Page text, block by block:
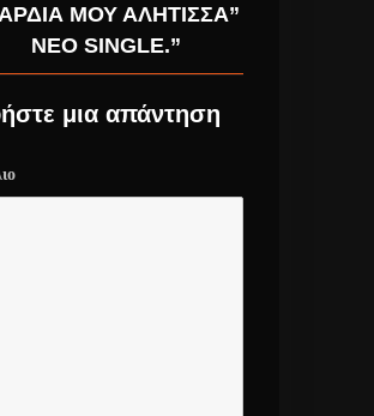
ΜΟΥ ΑΛΉΤΙΣΣΑ”
ΝΈΟ SINGLE.”
μια απάντηση